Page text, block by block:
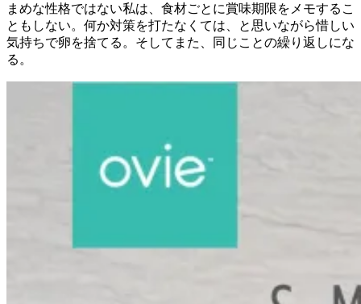
まめな性格ではない私は、食材ごとに賞味期限をメモするこ
ともしない。何か対策を打たなくては、と思いながら惜しい
気持ちで卵を捨てる。そしてまた、同じことの繰り返しにな
る。